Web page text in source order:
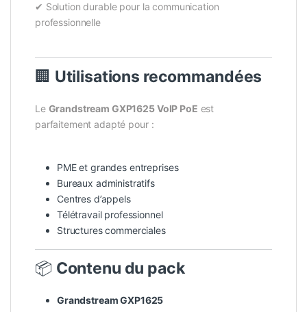
✔ Solution durable pour la communication
professionnelle
🏢 Utilisations recommandées
Le Grandstream GXP1625VoIP PoE est
parfaitement adapté pour :
PME et grandes entreprises
Bureaux administratifs
Centres d’appels
Télétravail professionnel
Structures commerciales
📦 Contenu du pack
Grandstream GXP1625